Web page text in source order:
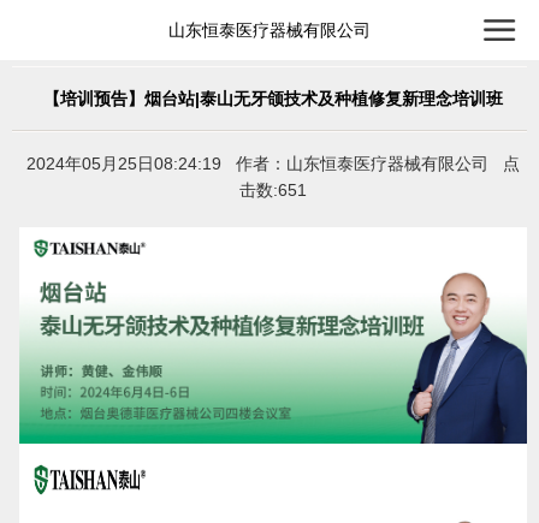
山东恒泰医疗器械有限公司
【培训预告】烟台站|泰山无牙颌技术及种植修复新理念培训班
2024年05月25日08:24:19 作者：山东恒泰医疗器械有限公司 点
击数:651